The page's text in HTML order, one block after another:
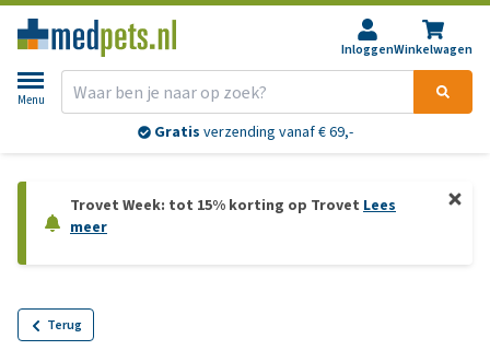
InloggenWinkelwagen
Menu
Gratis verzending vanaf € 69,-
Trovet Week: tot 15% korting op Trovet Lees
meer
Terug